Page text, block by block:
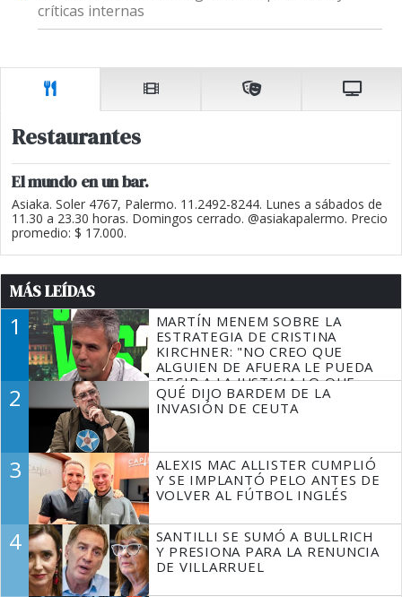
críticas internas
Restaurantes
El mundo en un bar.
Asiaka. Soler 4767, Palermo. 11.2492-8244. Lunes a sábados de
11.30 a 23.30 horas. Domingos cerrado. @asiakapalermo. Precio
promedio: $ 17.000.
MÁS LEÍDAS
1
MARTÍN MENEM SOBRE LA
ESTRATEGIA DE CRISTINA
KIRCHNER: "NO CREO QUE
ALGUIEN DE AFUERA LE PUEDA
DECIR A LA JUSTICIA LO QUE
TIENE QUE HACER"
2
QUÉ DIJO BARDEM DE LA
INVASIÓN DE CEUTA
3
ALEXIS MAC ALLISTER CUMPLIÓ
Y SE IMPLANTÓ PELO ANTES DE
VOLVER AL FÚTBOL INGLÉS
4
SANTILLI SE SUMÓ A BULLRICH
Y PRESIONA PARA LA RENUNCIA
DE VILLARRUEL